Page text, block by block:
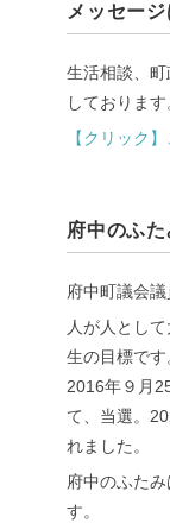
メッセー
生活相談、
しております
【クリック
府中のふ
府中町議会議
人が人とし
生の目標です
2016年９月
て、当選。
れました。
府中のふた
す。